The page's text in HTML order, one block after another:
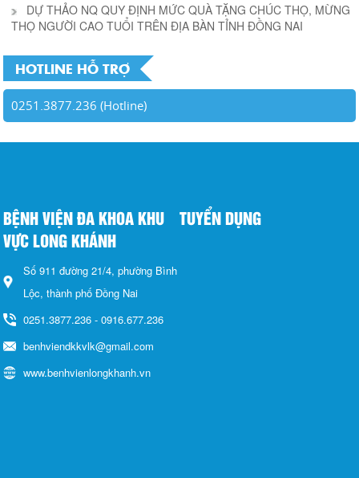
DỰ THẢO NQ QUY ĐỊNH MỨC QUÀ TẶNG CHÚC THỌ, MỪNG
THỌ NGƯỜI CAO TUỔI TRÊN ĐỊA BÀN TỈNH ĐỒNG NAI
HOTLINE HỖ TRỢ
0251.3877.236 (Hotline)
BỆNH VIỆN ĐA KHOA KHU
VỰC LONG KHÁNH
Số 911 đường 21/4, phường Bình
Lộc, thành phố Đồng Nai
0251.3877.236 - 0916.677.236
benhviendkkvlk@gmail.com
www.benhvienlongkhanh.vn
TUYỂN DỤNG